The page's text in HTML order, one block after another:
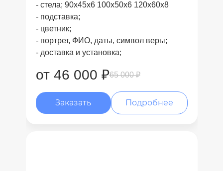
- стела; 90x45x6 100x50x6 120x60x8
- подставка;
- цветник;
- портрет, ФИО, даты, символ веры;
- доставка и установка;
от 46 000 ₽65 000 ₽
Заказать Подробнее